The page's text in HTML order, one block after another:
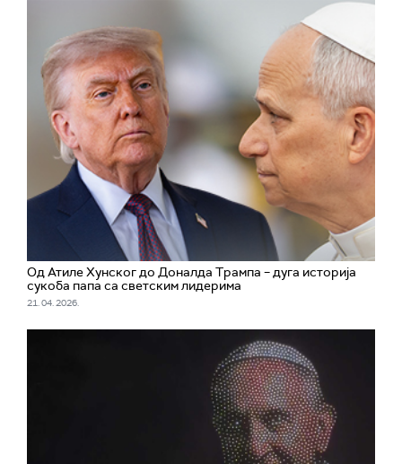
Од Атиле Хунског до Доналда Трампа – дуга историја
сукоба папа са светским лидерима
21. 04. 2026.